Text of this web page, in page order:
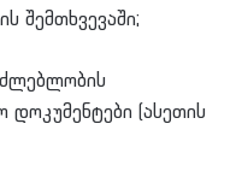
შემთხვევაში;
დოკუმენტები (ასეთის